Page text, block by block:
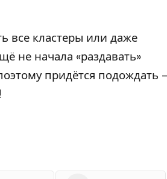
все кластеры или даже
не начала «раздавать»
придётся подождать